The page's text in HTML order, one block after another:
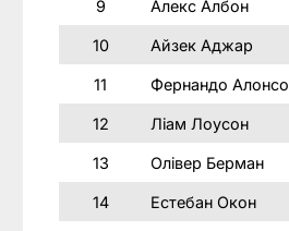
9 Алекс Албон
10 Айзек Аджар
11 Фернандо Алонсо
12 Ліам Лоусон
13 Олівер Берман
14 Естебан Окон